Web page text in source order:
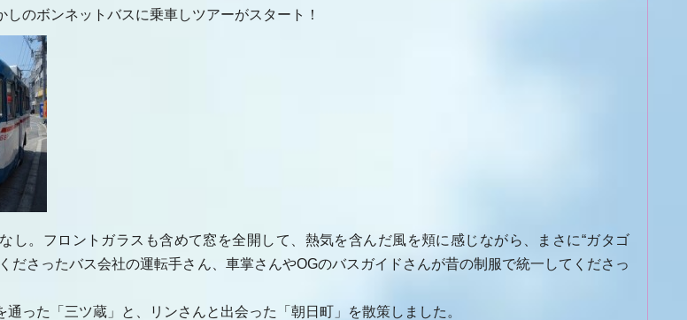
のボンネットバスに乗車しツアーがスタート！
し。フロントガラスも含めて窓を全開して、熱気を含んだ風を頬に感じながら、まさに“ガタゴ
ださったバス会社の運転手さん、車掌さんやOGのバスガイドさんが昔の制服で統一してくださっ
った「三ツ蔵」と、リンさんと出会った「朝日町」を散策しました。